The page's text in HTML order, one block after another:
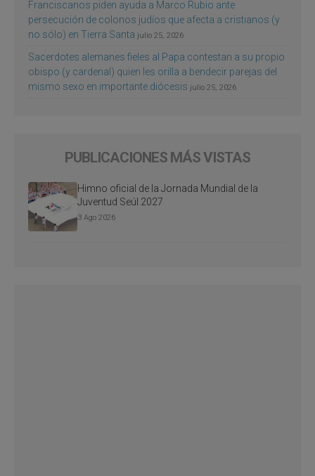
Franciscanos piden ayuda a Marco Rubio ante
persecución de colonos judíos que afecta a cristianos (y
no sólo) en Tierra Santa julio 25, 2026
Sacerdotes alemanes fieles al Papa contestan a su propio
obispo (y cardenal) quien les orilla a bendecir parejas del
mismo sexo en importante diócesis julio 25, 2026
PUBLICACIONES MÁS VISTAS
Himno oficial de la Jornada Mundial de la
Juventud Seúl 2027
3 Ago 2026